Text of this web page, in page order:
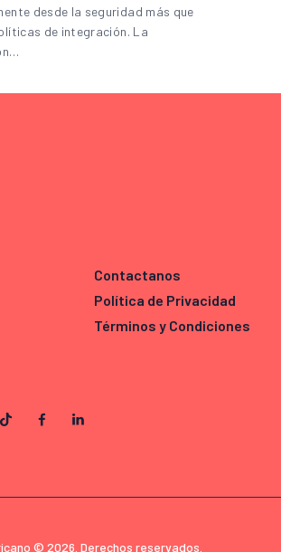
desde la seguridad más que
de integración. La
Contactanos
Política de Privacidad
Términos y Condiciones
© 2026. Derechos reservados.